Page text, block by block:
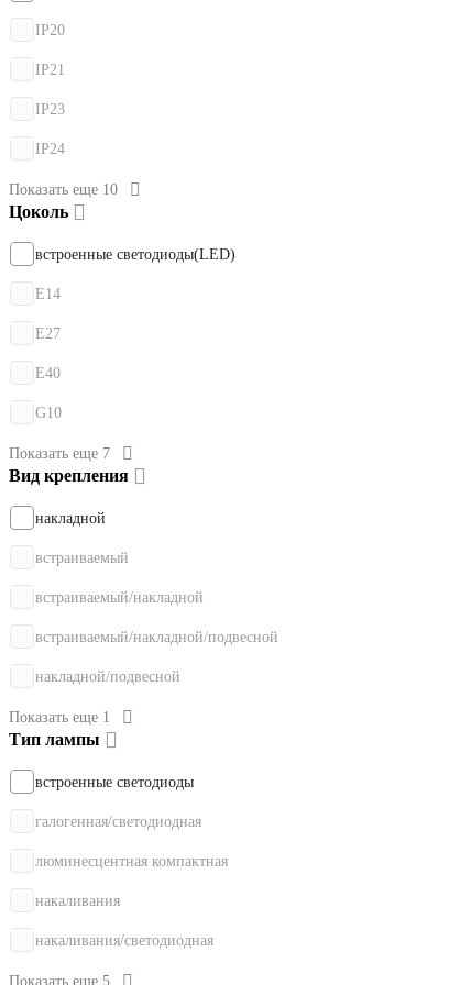
IP20
IP21
IP23
IP24
Показать еще 10
Цоколь
встроенные светодиоды(LED)
E14
E27
E40
G10
Показать еще 7
Вид крепления
накладной
встраиваемый
встраиваемый/накладной
встраиваемый/накладной/подвесной
накладной/подвесной
Показать еще 1
Тип лампы
встроенные светодиоды
галогенная/светодиодная
люминесцентная компактная
накаливания
накаливания/светодиодная
Показать еще 5